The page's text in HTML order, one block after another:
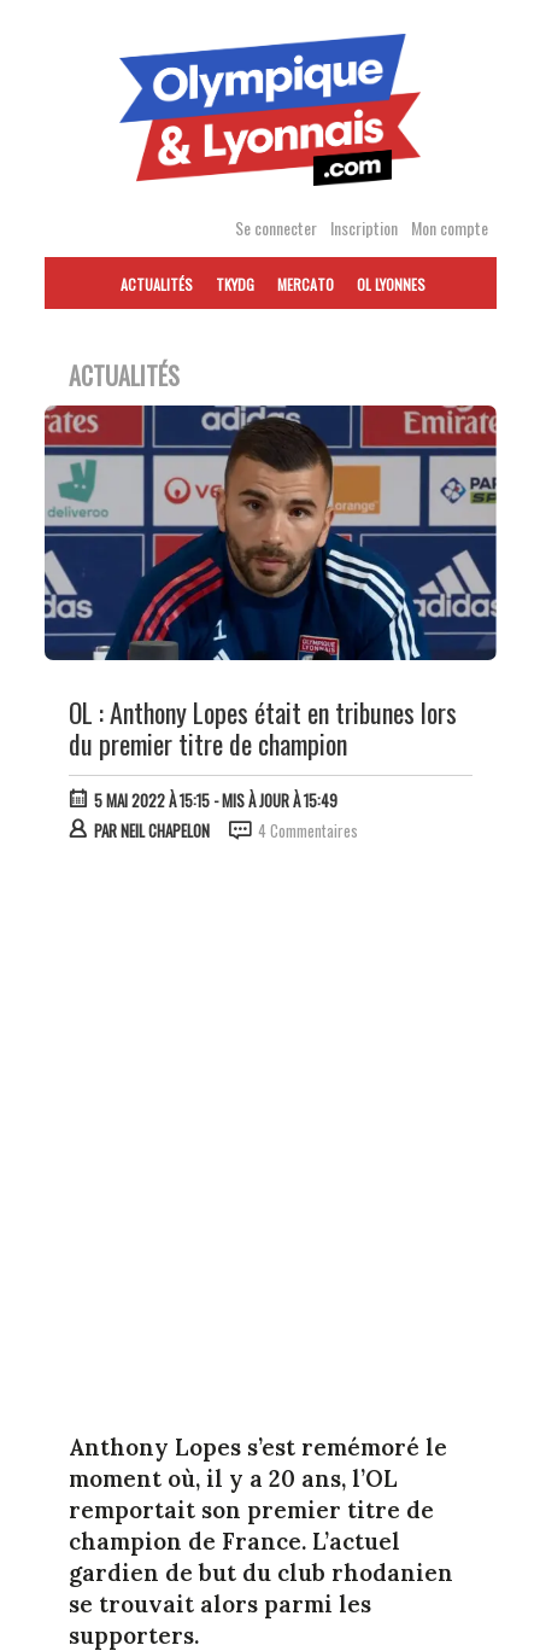
Se connecter Inscription Mon compte
ACTUALITÉS TKYDG MERCATO OL LYONNES
ACTUALITÉS
OL : Anthony Lopes était en tribunes lors
du premier titre de champion
5 MAI 2022 À 15:15- MIS À JOUR À 15:49
PARNEIL CHAPELON 4 Commentaires
Anthony Lopes s’est remémoré le
moment où, il y a 20 ans, l’OL
remportait son premier titre de
champion de France. L’actuel
gardien de but du club rhodanien
se trouvait alors parmi les
supporters.